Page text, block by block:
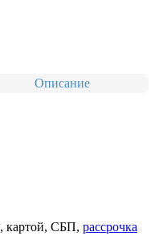
Описание
, картой, СБП, рассрочка